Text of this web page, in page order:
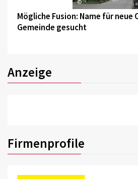
©
Mögliche Fusion: Name für
Gemeinde gesucht
Anzeige
Firmenprofile